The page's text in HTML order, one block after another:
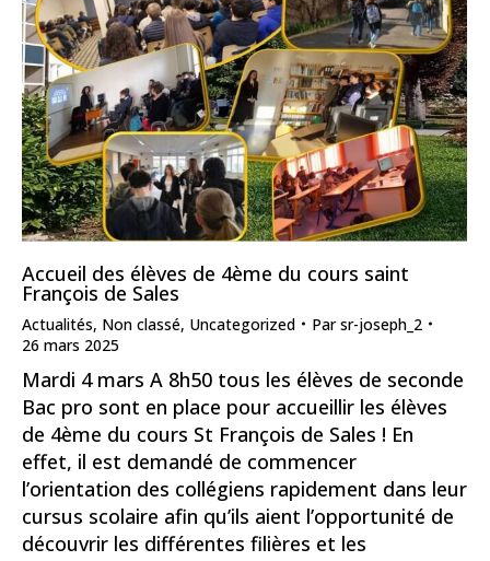
Accueil des élèves de 4ème du cours saint
François de Sales
Actualités, Non classé, Uncategorized Parsr-joseph_2
26 mars 2025
Mardi 4 mars A 8h50 tous les élèves de seconde
Bac pro sont en place pour accueillir les élèves
de 4ème du cours St François de Sales ! En
effet, il est demandé de commencer
l’orientation des collégiens rapidement dans leur
cursus scolaire afin qu’ils aient l’opportunité de
découvrir les différentes filières et les